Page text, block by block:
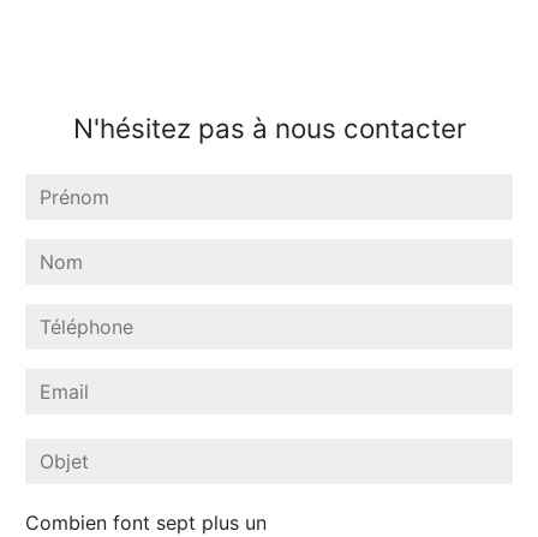
N'hésitez pas à nous contacter
Combien font sept plus un